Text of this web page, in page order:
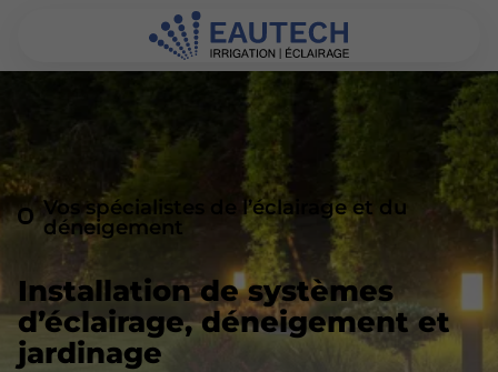
Vos spécialistes de l’éclairage et du
déneigement
Installation de systèmes
d’éclairage, déneigement et
jardinage